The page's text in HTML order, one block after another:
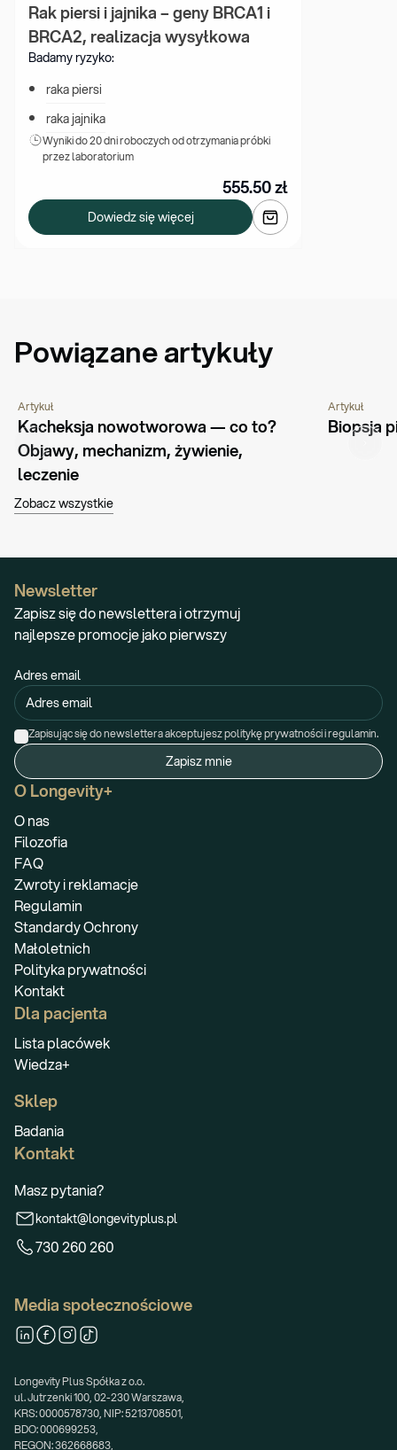
Rak piersi i jajnika – geny BRCA1 i
BRCA2, realizacja wysyłkowa
Badamy ryzyko:
raka piersi
raka jajnika
Wyniki do 20 dni roboczych od otrzymania próbki
przez laboratorium
555.50zł
Dowiedz się więcej
Powiązane artykuły
CHOROBY I SCHORZENIA PORADNIK
Artykuł
Kacheksja nowotworowa — co to?
Objawy, mechanizm, żywienie,
leczenie
Artykuł
Biopsja
Zobacz wszystkie
O Longevity+
O nas
Filozofia
FAQ
Zwroty i reklamacje
Regulamin
Standardy Ochrony
Małoletnich
Polityka prywatności
Kontakt
Dla pacjenta
Lista placówek
Wiedza+
Sklep
Badania
Kontakt
Masz pytania?
kontakt@longevityplus.pl
730 260 260
Media społecznościowe
Longevity Plus Spółka z o.o.
ul. Jutrzenki 100, 02-230 Warszawa,
KRS: 0000578730, NIP: 5213708501,
BDO: 000699253,
REGON: 362668683,
Newsletter
Zapisz się do newslettera i otrzymuj
najlepsze promocje jako pierwszy
Adres email
Zapisując się do newslettera akceptujesz politykę prywatności i regulamin.
Zapisz mnie